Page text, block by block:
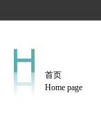
首页
Home page